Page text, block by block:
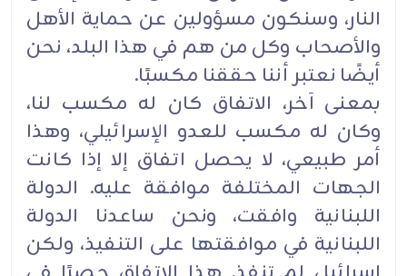
النار، وسنكون مسؤولين عن حماية الأهل
والأصحاب وكل من هم في هذا البلد، ‏نحن
أيضًا نعتبر أننا حققنا مكسبًا.‏
بمعنى آخر، الاتفاق كان له مكسب لنا،
وكان له مكسب للعدو الإسرائيلي، وهذا
أمر طبيعي، لا يحصل اتفاق ‏إلا إذا كانت
الجهات المختلفة موافقة عليه. الدولة
اللبنانية وافقت، ونحن ساعدنا الدولة
اللبنانية في موافقتها ‏على التنفيذ، ولكن